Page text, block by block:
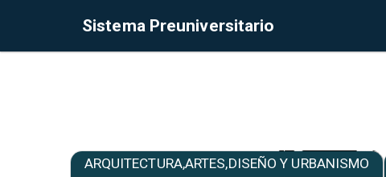
Sistema Preuniversitario
ARQUITECTURA,ARTES,DISEÑO Y URBANISMO